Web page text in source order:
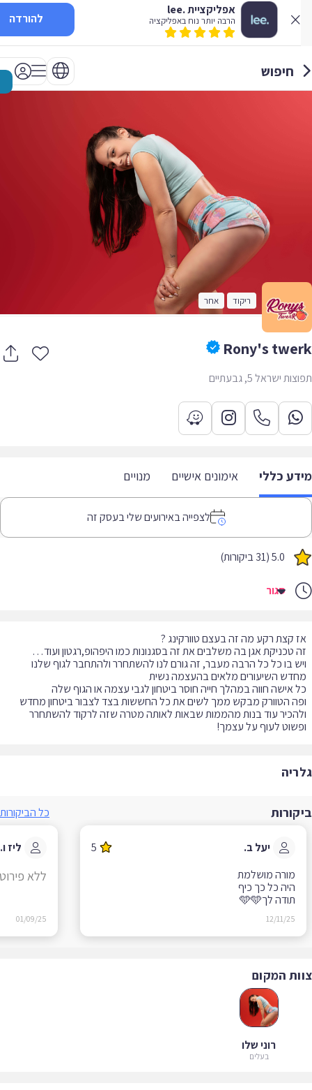
אפליקציית .lee
הרבה יותר נוח באפליקציה להורדה
חיפוש
ריקוד אחר
Rony's
ישראל 5, גבעתיים
כללי אימונים אישיים מנויים
לצפייה באירועים שלי בעסק זה
5.0 (31 ביקורות)
סגור
בו כל כל הרבה מעבר, זה גורם לנו להשתחרר ולהתחבר לגוף שלנו
הטוורק מבקש ממך לשים את כל החששות בצד לצבור ביטחון מחדש
עוד בנות מהממות שבאות לאותה מטרה שזה לרקוד להשתחרר
לעוף על עצמך!
כל הביקורות
יעל ב.
5
תודה לך🩵🩵
12/11/25
ליז ו.
ללא פירוט
01/09/25
המקום
רוני שלו
בעלים